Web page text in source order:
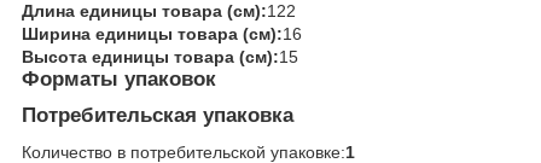
Длина единицы товара (см):122
Ширина единицы товара (см):16
Высота единицы товара (см):15
Форматы упаковок
Потребительская упаковка
Количество в потребительской упаковке:1